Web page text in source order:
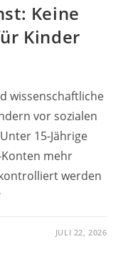
Keine
Kinder
wissenschaftliche
vor sozialen
15-Jährige
mehr
werden
JULI 22, 2026